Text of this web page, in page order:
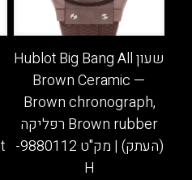
האפשרויות
בעמוד
המוצר
שעון Hublot Big Bang All
Brown Ceramic —
Brown chronograph,
Brown rubber רפליקה
(העתק) | מק"ט 9880112-
H